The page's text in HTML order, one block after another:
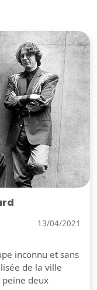
13/04/2021
inconnu et sans
de la ville
peine deux